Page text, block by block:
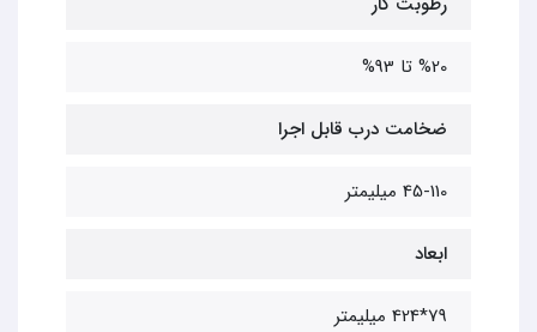
%20 تا 93%
ضخامت درب قابل اجرا
45-110 میلیمتر
ابعاد
79*424 میلیمتر